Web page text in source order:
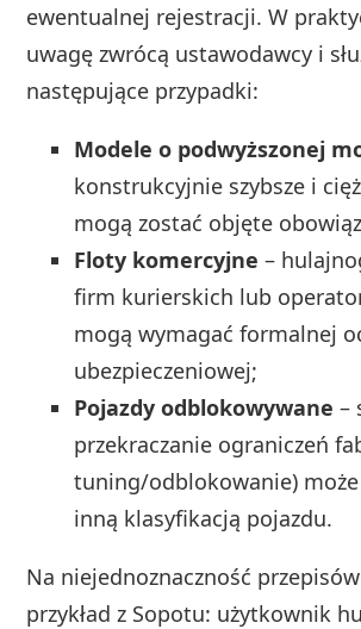
ewentualnej rejestracji. W
uwagę zwrócą ustawodawcy i
następujące przypadki:
Modele o podwyższonej
konstrukcyjnie szybsze i
mogą zostać objęte
Floty komercyjne –
firm kurierskich lub
mogą wymagać formalnej
ubezpieczeniowej;
Pojazdy odblokowywane –
przekraczanie ograniczeń
tuning/odblokowanie)
inną klasyfikacją pojazdu.
Na niejednoznaczność
przykład z Sopotu: użytkownik